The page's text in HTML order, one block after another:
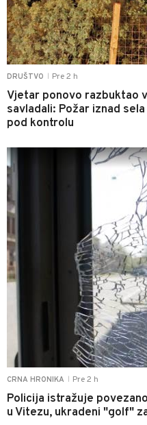
DRUŠTVO Pre 2 h
Vjetar ponovo razbuktao
savladali: Požar iznad
pod kontrolu
CRNA HRONIKA Pre 2 h
Policija istražuje
u Vitezu, ukradeni "golf"